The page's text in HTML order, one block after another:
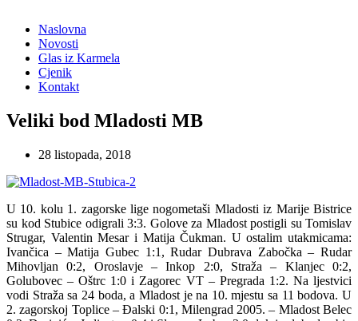
Naslovna
Novosti
Glas iz Karmela
Cjenik
Kontakt
Veliki bod Mladosti MB
28 listopada, 2018
U 10. kolu 1. zagorske lige nogometaši Mladosti iz Marije Bistrice
su kod Stubice odigrali 3:3. Golove za Mladost postigli su Tomislav
Strugar, Valentin Mesar i Matija Čukman. U ostalim utakmicama:
Ivančica – Matija Gubec 1:1, Rudar Dubrava Zabočka – Rudar
Mihovljan 0:2, Oroslavje – Inkop 2:0, Straža – Klanjec 0:2,
Golubovec – Oštrc 1:0 i Zagorec VT – Pregrada 1:2. Na ljestvici
vodi Straža sa 24 boda, a Mladost je na 10. mjestu sa 11 bodova. U
2. zagorskoj Toplice – Đalski 0:1, Milengrad 2005. – Mladost Belec